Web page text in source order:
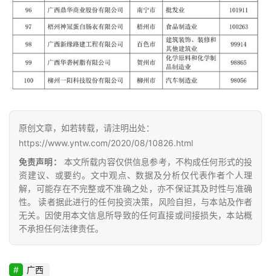
原创文章，如若转载，请注明出处：
https://www.yntw.com/2020/08/10826.html
免责声明：
本文所载内容仅供信息参考，不构成任何形式的投
资建议、或要约。文中观点、数据及分析仅代表作者个人理
解，可能存在不完整或不准确之处，亦不保证其及时性与准确
性。 读者据此进行的任何投资决策，风险自担，与本站及作者
无关。因使用本文信息所导致的任何直接或间接损失，本站概
不承担任何法律责任。
广西